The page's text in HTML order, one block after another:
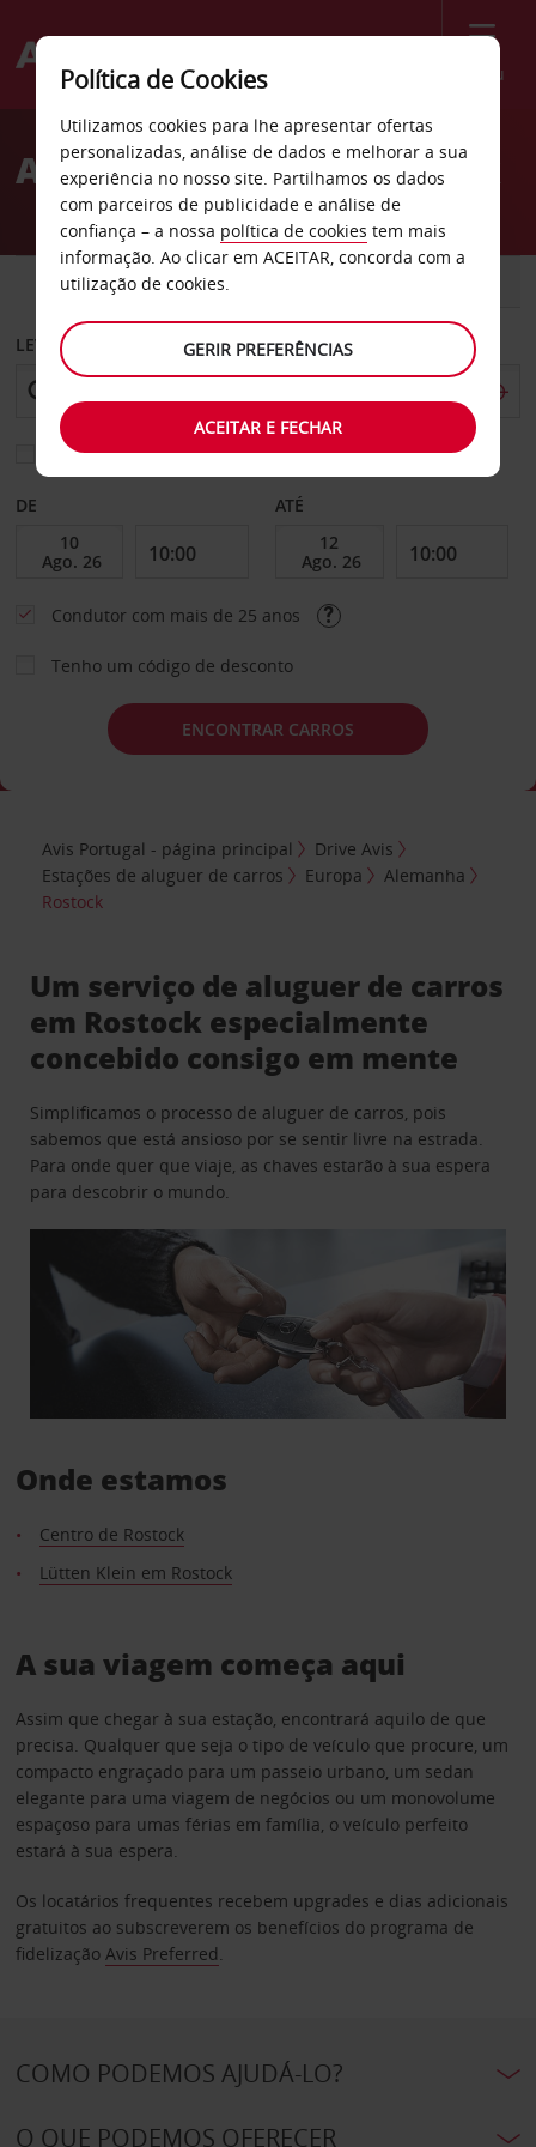
Menu
Welcome
AvisAluguer de carros Rostock
CARRO
LEVANTAR EM
Escolher uma estação de devolução diferente
DE ATÉ
Condutor com mais de 25 anos
Tenho um código de desconto
ENCONTRAR CARROS
Avis Portugal - página principal
Drive Avis
Estações de aluguer de carros
Europa
Alemanha
Rostock
Um serviço de aluguer de carros
em Rostock especialmente
concebido consigo em mente
Simplificamos o processo de aluguer de carros, pois
sabemos que está ansioso por se sentir livre na estrada.
Para onde quer que viaje, as chaves estarão à sua espera
para descobrir o mundo.
Onde estamos
Centro de Rostock
Lütten Klein em Rostock
A sua viagem começa aqui
Assim que chegar à sua estação, encontrará aquilo de que
precisa. Qualquer que seja o tipo de veículo que procure, um
compacto engraçado para um passeio urbano, um sedan
elegante para uma viagem de negócios ou um monovolume
espaçoso para umas férias em família, o veículo perfeito
estará à sua espera.
Os locatários frequentes recebem upgrades e dias adicionais
gratuitos ao subscreverem os benefícios do programa de
fidelização Avis Preferred.
COMO PODEMOS AJUDÁ-LO?
O QUE PODEMOS OFERECER
Política de Cookies
Utilizamos cookies para lhe apresentar ofertas
personalizadas, análise de dados e melhorar a sua
experiência no nosso site. Partilhamos os dados
com parceiros de publicidade e análise de
confiança – a nossa política de cookies tem mais
informação. Ao clicar em ACEITAR, concorda com a
utilização de cookies.
GERIR PREFERÊNCIAS
ACEITAR E FECHAR